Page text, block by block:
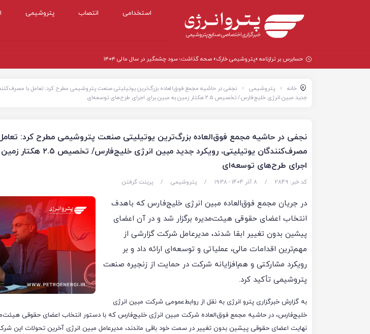
استخدامی انتصاب پتروشیمی
حسابرس بر ترازنامه «پتروشیمی خارک» صحه گذاشت؛ سود چشمگیر در سال مالی ۱۴۰۴
خانه پتروشیمی
نجفی در حاشیه مجمع فوق‌العاده بزرگ‌ترین یوتیلیتی صنعت پتروشیمی مطرح کرد: تعامل با
جدید مبین انرژی خلیج‌فارس/ تخصیص ۲.۵ هکتار زمین به مبین برای اجرای طرح‌های توسعه‌ای
نجفی در حاشیه مجمع فوق‌العاده بزرگ‌ترین یوتیلیتی صنعت پتروشیمی مطرح کرد: تعامل
مصرف‌کنندگان یوتیلیتی، رویکرد جدید
اجرای طرح‌های توسعه‌ای
کد خبر: 2849 / 8 آذر 1404 - ۱۹:۳۸ / پتروشیمی / پرینت گرفتن
در جریان مجمع فوق‌العاده مبین انرژی خلیج‌فارس که باهدف
انتخاب اعضای حقوقی هیئت‌مدیره برگزار شد و در آن اعضای
پیشین بدون تغییر ابقا شدند، مدیرعامل شرکت گزارشی از
مهم‌ترین اقدامات مالی، عملیاتی و توسعه‌ای ارائه داد و بر
رویکرد مشارکتی و هم‌افزایانه شرکت در حمایت از زنجیره صنعت
پتروشیمی تأکید کرد.
به گزارش خبرگزاری پترو انرژی به نقل از روابط‌عمومی شرکت مبین انرژی
خلیج‌فارس، در حاشیه مجمع فوق‌العاده شرکت مبین انرژی خلیج‌فارس که با دستور انتخاب اعضای حقوقی
نهایت اعضای حقوقی پیشین بدون تغییر در سمت خود باقی ماندند، مدیرعامل مبین انرژی آخرین تحولات این